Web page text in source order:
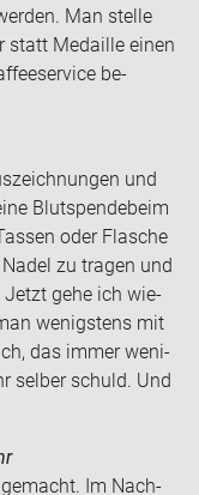
Man stel­le
statt Me­dail­le einen
be­
und
Blut­spen­de­beim
oder Fla­sche
zu tra­gen und
Jetzt gehe ich wie­
we­nigs­tens mit
das immer we­ni­
sel­ber schuld. Und
ge­macht. Im Nach­